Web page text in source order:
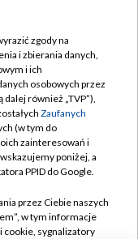
zgody na
i zbierania danych,
i ich
osobowych przez
dalej również „TVP”),
Zaufanych
(w tym do
zainteresowań i
poniżej, a
PPID do Google.
przez Ciebie naszych
w tym informacje
cookie, sygnalizatory